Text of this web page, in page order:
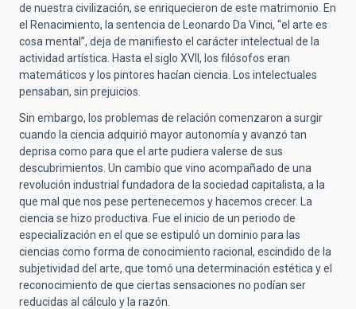
de nuestra civilización, se enriquecieron de este matrimonio. En
el Renacimiento, la sentencia de Leonardo Da Vinci, “el arte es
cosa mental”, deja de manifiesto el carácter intelectual de la
actividad artística. Hasta el siglo XVII, los filósofos eran
matemáticos y los pintores hacían ciencia. Los intelectuales
pensaban, sin prejuicios.
Sin embargo, los problemas de relación comenzaron a surgir
cuando la ciencia adquirió mayor autonomía y avanzó tan
deprisa como para que el arte pudiera valerse de sus
descubrimientos. Un cambio que vino acompañado de una
revolución industrial fundadora de la sociedad capitalista, a la
que mal que nos pese pertenecemos y hacemos crecer. La
ciencia se hizo productiva. Fue el inicio de un periodo de
especialización en el que se estipuló un dominio para las
ciencias como forma de conocimiento racional, escindido de la
subjetividad del arte, que tomó una determinación estética y el
reconocimiento de que ciertas sensaciones no podían ser
reducidas al cálculo y la razón.